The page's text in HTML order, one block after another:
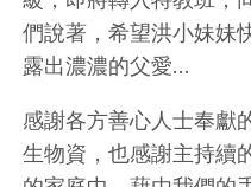
們說著，希望洪小妹妹
露出濃濃的父愛…
感謝各方善心人士奉獻
生物資，也感謝主持續